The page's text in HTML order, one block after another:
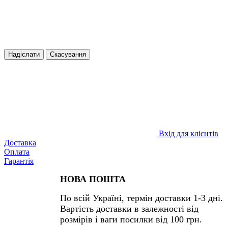
Надіслати Скасування
Вхід для клієнтів
Доставка
Оплата
Гарантія
НОВА ПОШТА
По всій Україні, термін доставки 1-3 дні.
Вартість доставки в залежності від
розмірів і ваги посилки від 100 грн.